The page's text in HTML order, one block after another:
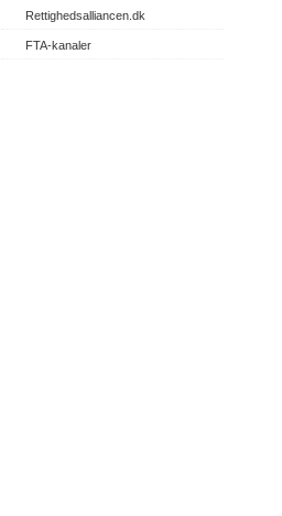
Rettighedsalliancen.dk
FTA-kanaler